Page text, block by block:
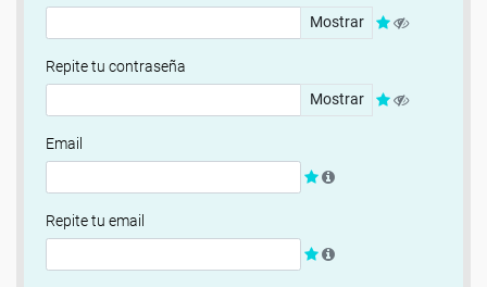
Mostrar
Repite tu contraseña
Mostrar
Email
Repite tu email